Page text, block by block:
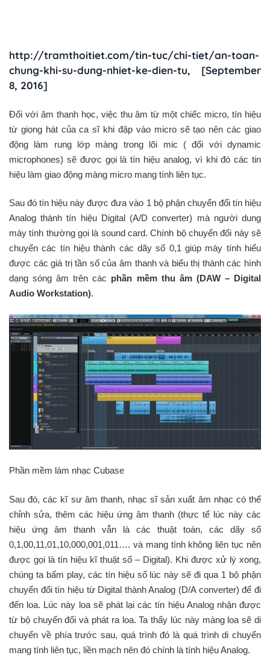
http://tramthoitiet.com/tin-tuc/chi-tiet/an-toan-
chung-khi-su-dung-nhiet-ke-dien-tu, [September
8, 2016]
Đối với âm thanh học, việc thu âm từ một chiếc micro, tín hiệu
từ giọng hát của ca sĩ khi đập vào micro sẽ tạo nên các giao
động làm rung lớp màng trong lõi mic ( đối với dynamic
microphones) sẽ được gọi là tín hiệu analog, vì khi đó các tin
hiệu làm giao động màng micro mang tính liên tục.
Sau đó tín hiệu này được đưa vào 1 bộ phận chuyển đổi tín hiệu
Analog thành tín hiệu Digital (A/D converter) mà người dung
máy tính thường gọi là sound card. Chính bộ chuyển đổi này sẽ
chuyển các tín hiệu thành các dãy số 0,1 giúp máy tính hiểu
được các giá trị tần số của âm thanh và biểu thị thành các hình
dạng sóng âm trên các phần mềm thu âm (DAW – Digital
Audio Workstation).
Phần mềm làm nhạc Cubase
Sau đó, các kĩ sư âm thanh, nhạc sĩ sản xuất âm nhạc có thể
chỉnh sửa, thêm các hiệu ứng âm thanh (thực tế lúc này các
hiệu ứng âm thanh vẫn là các thuật toán, các dãy số
0,1,00,11,01,10,000,001,011…. và mang tính không liên tục nên
được gọi là tín hiệu kĩ thuật số – Digital). Khi được xử lý xong,
chúng ta bấm play, các tín hiệu số lúc này sẽ đi qua 1 bộ phận
chuyển đổi tín hiệu từ Digital thành Analog (D/A converter) để đi
đến loa. Lúc này loa sẽ phát lại các tín hiệu Analog nhận được
từ bộ chuyển đổi và phát ra loa. Ta thấy lúc này màng loa sẽ di
chuyển về phía trước sau, quá trình đó là quá trình di chuyển
mang tính liên tục, liền mạch nên đó chính là tính hiệu Analog.